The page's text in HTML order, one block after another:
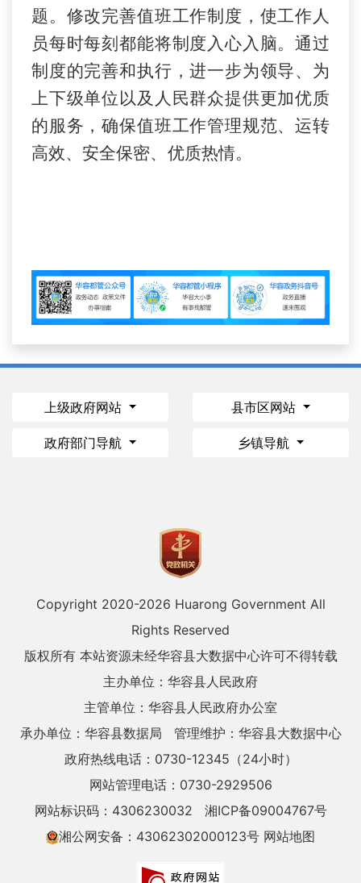
题。修改完善值班工作制度，使工作人
员每时每刻都能将制度入心入脑。通过
制度的完善和执行，进一步为领导、为
上下级单位以及人民群众提供更加优质
的服务，确保值班工作管理规范、运转
高效、安全保密、优质热情。
上级政府网站 县市区网站
政府部门导航 乡镇导航
Copyright 2020-2026 Huarong Government All
Rights Reserved
版权所有 本站资源未经华容县大数据中心许可不得转载
主办单位：华容县人民政府
主管单位：华容县人民政府办公室
承办单位：华容县数据局
管理维护：华容县大数据中心
政府热线电话：0730-12345（24小时）
网站管理电话：0730-2929506
网站标识码：4306230032
湘ICP备09004767号
湘公网安备：43062302000123号 网站地图